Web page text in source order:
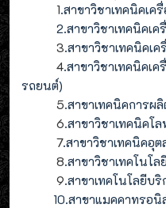
1.สาขาวิชาเทคนิคเค
2.สาขาวิชาเทคนิคเค
3.สาขาวิชาเทคนิคเค
4.สาขาวิชาเทคนิคเค
รถยนต์)
5.สาขาเทคนิคการผลิ
6.สาขาวิชาเทคนิคโล
7.สาขาวิชาเทคนิคอุ
8.สาขาวิชาเทคโนโ
9.สาขาเทคโนโลยีบริ
10.สาขาแมคคาทรอ